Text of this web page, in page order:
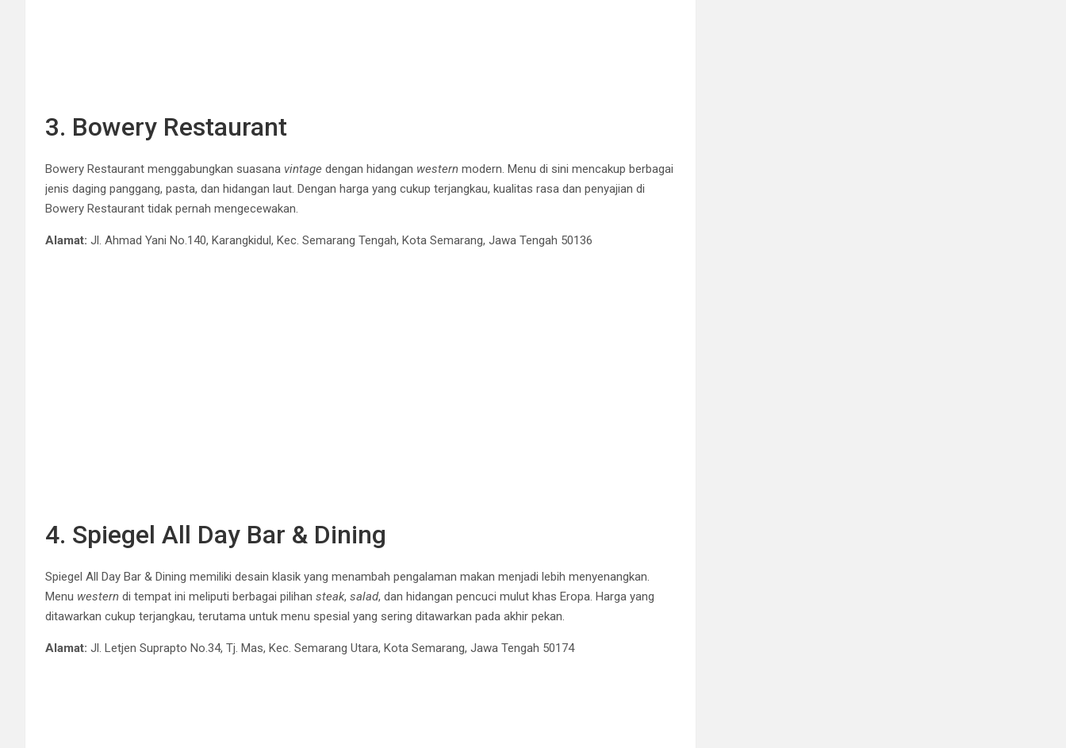
3. Bowery Restaurant
Bowery Restaurant menggabungkan suasana vintage dengan hidangan western modern. Menu di sini mencakup berbagai
jenis daging panggang, pasta, dan hidangan laut. Dengan harga yang cukup terjangkau, kualitas rasa dan penyajian di
Bowery Restaurant tidak pernah mengecewakan.
Alamat: Jl. Ahmad Yani No.140, Karangkidul, Kec. Semarang Tengah, Kota Semarang, Jawa Tengah 50136
4. Spiegel All Day Bar & Dining
Spiegel All Day Bar & Dining memiliki desain klasik yang menambah pengalaman makan menjadi lebih menyenangkan.
Menu western di tempat ini meliputi berbagai pilihan steak, salad, dan hidangan pencuci mulut khas Eropa. Harga yang
ditawarkan cukup terjangkau, terutama untuk menu spesial yang sering ditawarkan pada akhir pekan.
Alamat: Jl. Letjen Suprapto No.34, Tj. Mas, Kec. Semarang Utara, Kota Semarang, Jawa Tengah 50174